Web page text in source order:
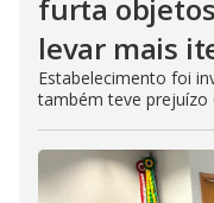
furta
levar mais
Estabelecimento foi
também teve